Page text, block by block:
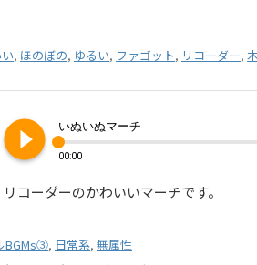
, ほのぼの, ゆるい, ファゴット, リコーダー,
play_circle_filled いぬいぬマーチ
00:00
リコーダーのかわいいマーチです。
BGMs③, 日常系, 無属性